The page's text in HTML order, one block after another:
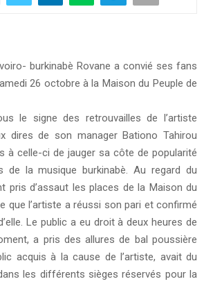
burkinabè Rovane a convié ses fans
26 octobre à la Maison du Peuple de
le signe des retrouvailles de l’artiste
dires de son manager Bationo Tahirou
à celle-ci de jauger sa côte de popularité
de la musique burkinabè. Au regard du
pris d’assaut les places de la Maison du
que l’artiste a réussi son pari et confirmé
Le public a eu droit à deux heures de
a pris des allures de bal poussière
acquis à la cause de l’artiste, avait du
les différents sièges réservés pour la